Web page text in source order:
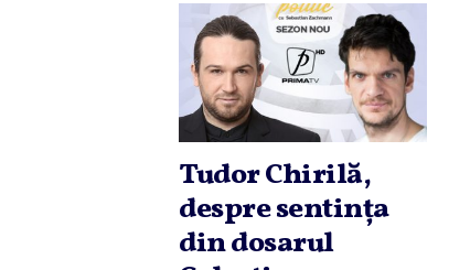
Tudor Chirilă,
despre sentinţa
din dosarul